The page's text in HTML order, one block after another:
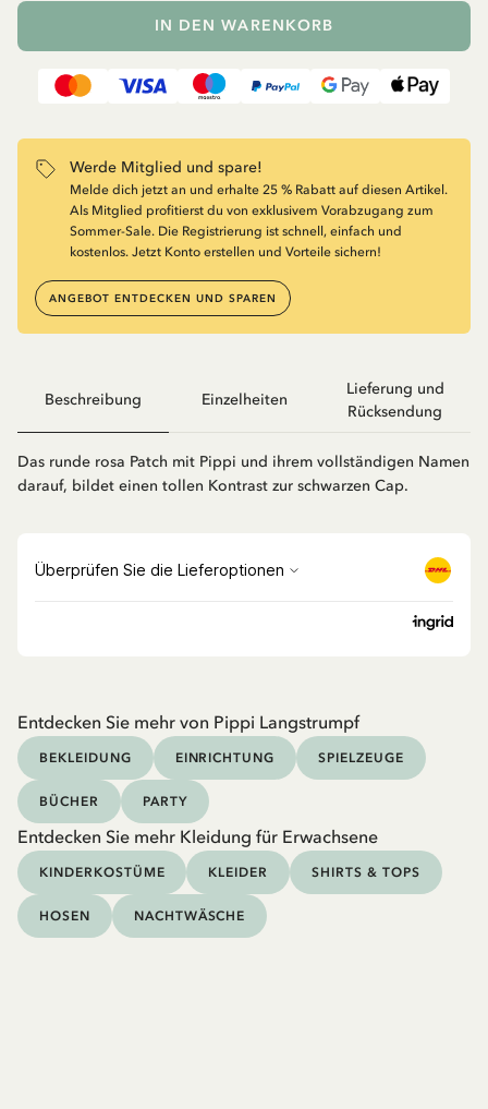
IN DEN WARENKORB
Werde Mitglied und spare!
Melde dich jetzt an und erhalte 25 % Rabatt auf diesen Artikel.
Als Mitglied profitierst du von exklusivem Vorabzugang zum
Sommer-Sale. Die Registrierung ist schnell, einfach und
kostenlos. Jetzt Konto erstellen und Vorteile sichern!
ANGEBOT ENTDECKEN UND SPAREN
Beschreibung Einzelheiten
Lieferung und
Rücksendung
Das runde rosa Patch mit Pippi und ihrem vollständigen Namen
darauf, bildet einen tollen Kontrast zur schwarzen Cap.
Entdecken Sie mehr von Pippi Langstrumpf
BEKLEIDUNG EINRICHTUNG SPIELZEUGE
BÜCHER PARTY
Entdecken Sie mehr Kleidung für Erwachsene
KINDERKOSTÜME KLEIDER SHIRTS & TOPS
HOSEN NACHTWÄSCHE